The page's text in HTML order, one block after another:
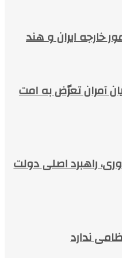
خارجه ایران و هند
آمران تعرّض به امت
راهبرد اصلی دولت
ندارد